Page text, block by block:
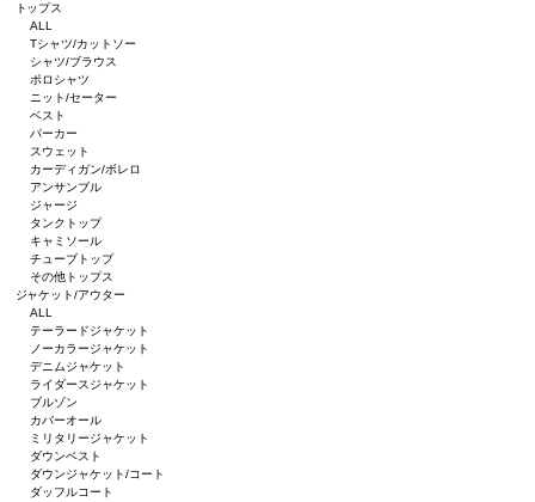
トップス
ALL
Tシャツ/カットソー
シャツ/ブラウス
ポロシャツ
ニット/セーター
ベスト
パーカー
スウェット
カーディガン/ボレロ
アンサンブル
ジャージ
タンクトップ
キャミソール
チューブトップ
その他トップス
ジャケット/アウター
ALL
テーラードジャケット
ノーカラージャケット
デニムジャケット
ライダースジャケット
ブルゾン
カバーオール
ミリタリージャケット
ダウンベスト
ダウンジャケット/コート
ダッフルコート